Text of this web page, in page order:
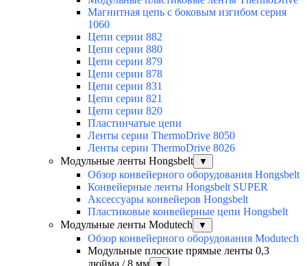
Магнитная цепь с боковым изгибом серия
1060
Цепи серии 882
Цепи серии 880
Цепи серии 879
Цепи серии 878
Цепи серии 831
Цепи серии 821
Цепи серии 820
Пластинчатые цепи
Ленты серии ThermoDrive 8050
Ленты серии ThermoDrive 8026
Модульные ленты Hongsbelt
▼
Обзор конвейерного оборудования Hongsbelt
Конвейерные ленты Hongsbelt SUPER
Аксессуары конвейеров Hongsbelt
Пластиковые конвейерные цепи Hongsbelt
Модульные ленты Modutech
▼
Обзор конвейерного оборудования Modutech
Модульные плоские прямые ленты 0,3